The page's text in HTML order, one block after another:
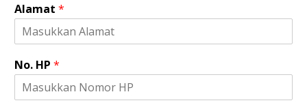
Alamat *
No. HP *